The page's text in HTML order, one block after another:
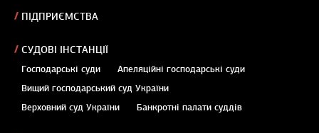
ПІДПРИЄМСТВА
СУДОВІ ІНСТАНЦІЇ
Господарські суди
Апеляційні господарські суди
Вищий господарський суд України
Верховний суд України
Банкротні палати суддів